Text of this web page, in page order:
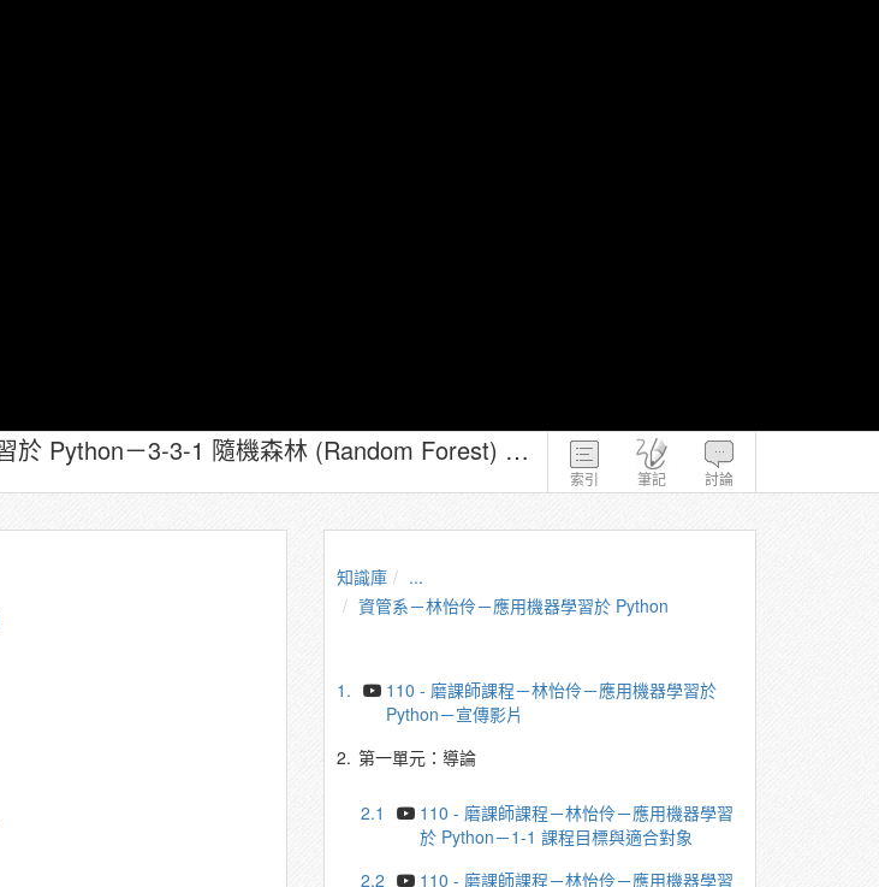
索引 筆記 討論
110 - 磨課師課程－林怡伶－應⽤機器學習於 Python－3-3-1 隨機森林 (Random Forest) 原理
知識庫
...
資管系－林怡伶－應⽤機器學習於 Python
1.
110 - 磨課師課程－林怡伶－應⽤機器學習於
Python－宣傳影片
2. 第一單元：導論
2.1
110 - 磨課師課程－林怡伶－應⽤機器學習
於 Python－1-1 課程⽬標與適合對象
2.2
110 - 磨課師課程－林怡伶－應⽤機器學習